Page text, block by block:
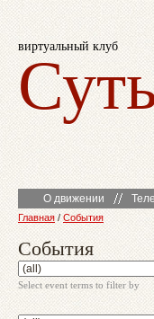
виртуальный клуб
О движении
Главная / События
События
Select event terms to filter by